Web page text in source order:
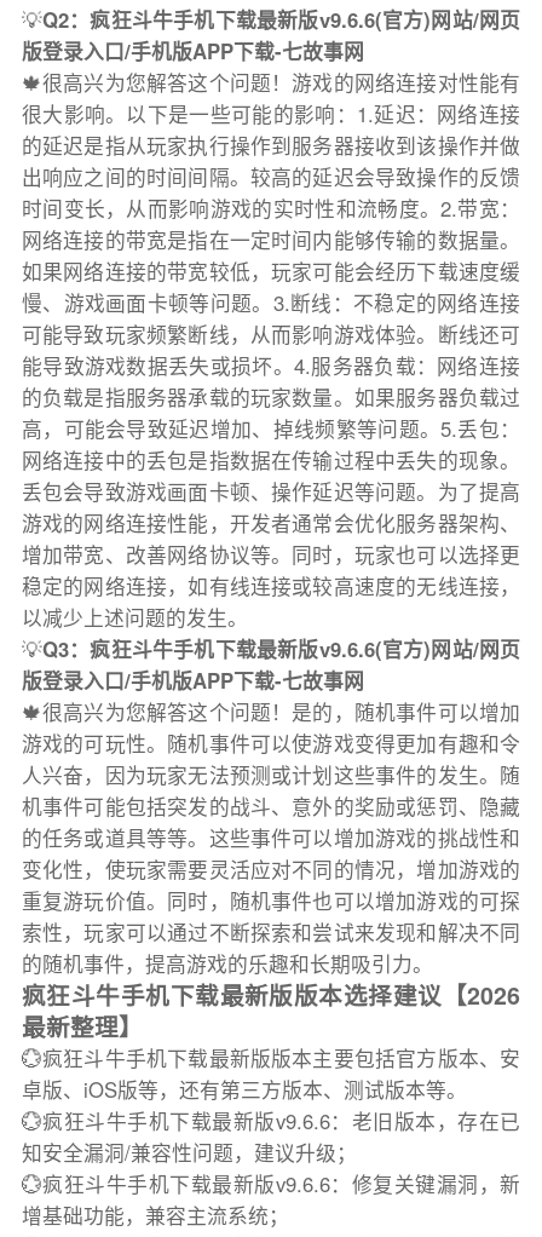
💡Q2：疯狂斗牛手机下载最新版v9.6.6(官方)网站/网页
版登录入口/手机版APP下载-七故事网
🍁很高兴为您解答这个问题！游戏的网络连接对性能有
很大影响。以下是一些可能的影响：1.延迟：网络连接
的延迟是指从玩家执行操作到服务器接收到该操作并做
出响应之间的时间间隔。较高的延迟会导致操作的反馈
时间变长，从而影响游戏的实时性和流畅度。2.带宽：
网络连接的带宽是指在一定时间内能够传输的数据量。
如果网络连接的带宽较低，玩家可能会经历下载速度缓
慢、游戏画面卡顿等问题。3.断线：不稳定的网络连接
可能导致玩家频繁断线，从而影响游戏体验。断线还可
能导致游戏数据丢失或损坏。4.服务器负载：网络连接
的负载是指服务器承载的玩家数量。如果服务器负载过
高，可能会导致延迟增加、掉线频繁等问题。5.丢包：
网络连接中的丢包是指数据在传输过程中丢失的现象。
丢包会导致游戏画面卡顿、操作延迟等问题。为了提高
游戏的网络连接性能，开发者通常会优化服务器架构、
增加带宽、改善网络协议等。同时，玩家也可以选择更
稳定的网络连接，如有线连接或较高速度的无线连接，
以减少上述问题的发生。
💡Q3：疯狂斗牛手机下载最新版v9.6.6(官方)网站/网页
版登录入口/手机版APP下载-七故事网
🍁很高兴为您解答这个问题！是的，随机事件可以增加
游戏的可玩性。随机事件可以使游戏变得更加有趣和令
人兴奋，因为玩家无法预测或计划这些事件的发生。随
机事件可能包括突发的战斗、意外的奖励或惩罚、隐藏
的任务或道具等等。这些事件可以增加游戏的挑战性和
变化性，使玩家需要灵活应对不同的情况，增加游戏的
重复游玩价值。同时，随机事件也可以增加游戏的可探
索性，玩家可以通过不断探索和尝试来发现和解决不同
的随机事件，提高游戏的乐趣和长期吸引力。
疯狂斗牛手机下载最新版版本选择建议【2026
最新整理】
💮疯狂斗牛手机下载最新版版本主要包括官方版本、安
卓版、iOS版等，还有第三方版本、测试版本等。
💮疯狂斗牛手机下载最新版v9.6.6：老旧版本，存在已
知安全漏洞/兼容性问题，建议升级；
💮疯狂斗牛手机下载最新版v9.6.6：修复关键漏洞，新
增基础功能，兼容主流系统；